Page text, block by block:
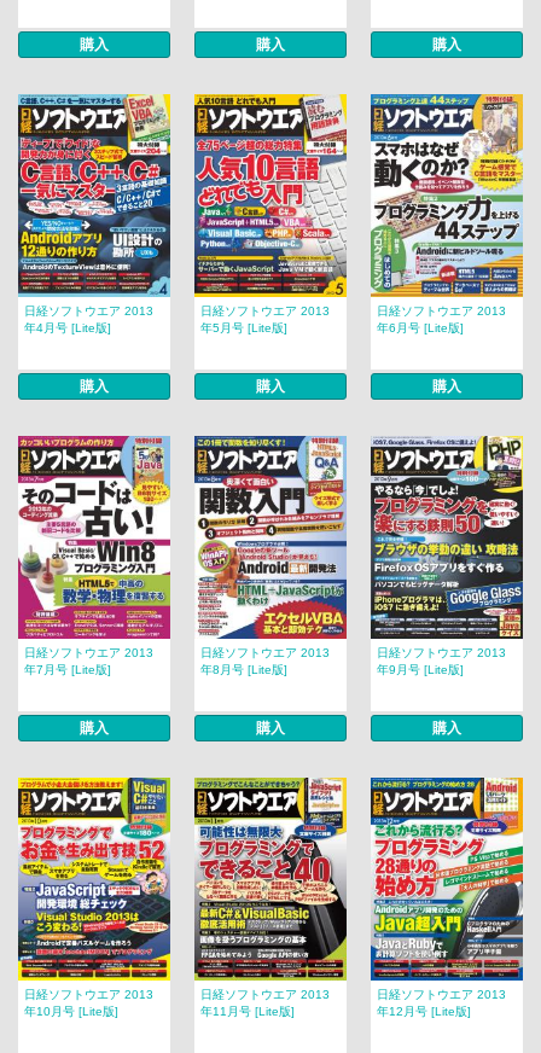
購入 購入 購入
日経ソフトウエア 2013
年4月号 [Lite版]
購入
日経ソフトウエア 2013
年5月号 [Lite版]
購入
日経ソフトウエア 2013
年6月号 [Lite版]
購入
日経ソフトウエア 2013
年7月号 [Lite版]
購入
日経ソフトウエア 2013
年8月号 [Lite版]
購入
日経ソフトウエア 2013
年9月号 [Lite版]
購入
日経ソフトウエア 2013
年10月号 [Lite版]
日経ソフトウエア 2013
年11月号 [Lite版]
日経ソフトウエア 2013
年12月号 [Lite版]